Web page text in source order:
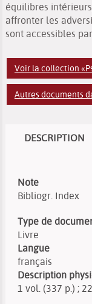
équilibres
affronter les
sont accessibles
Voir la collection
Autres documents
DESCRIPTION
Note
Bibliogr. Index
Type de
Livre
Langue
français
Description
1 vol. (337 p.) ;